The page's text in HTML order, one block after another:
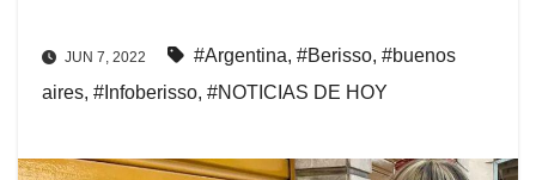
JUN 7, 2022 #Argentina, #Berisso, #buenos
aires, #Infoberisso, #NOTICIAS DE HOY